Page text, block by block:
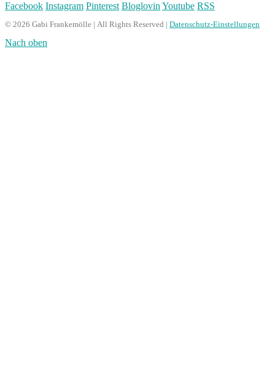
Facebook Instagram Pinterest BloglovinYoutube RSS
© 2026 Gabi Frankemölle | All Rights Reserved | Datenschutz-Einstellungen
Nach oben